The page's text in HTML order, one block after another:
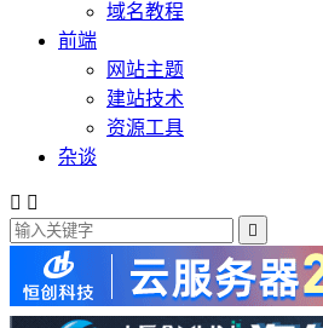
域名教程
前端
网站主题
建站技术
资源工具
杂谈
 
